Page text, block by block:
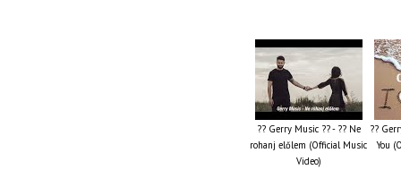
?? Gerry Music ?? - ?? Ne
rohanj előlem (Official Music
Video)
??
You